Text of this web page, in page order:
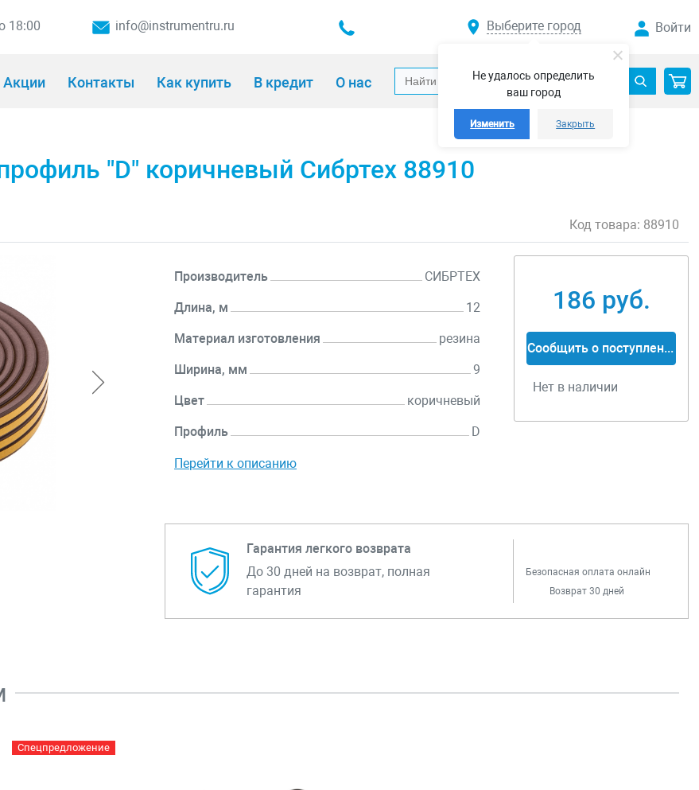
Не удалось определить
ваш город
Изменить Закрыть
18:00 info@instrumentru.ru Выберите город Войти
Акции Контакты Как купить В кредит О нас
"D" коричневый Сибртех 88910
Код товара: 88910
Производитель СИБРТЕХ
Длина, м 12
Материал изготовления резина
Ширина, мм 9
Цвет коричневый
Профиль D
Перейти к описанию
186 руб.
Сообщить о поступлении
Нет в наличии
Гарантия легкого возврата
До 30 дней на возврат, полная
гарантия
Безопасная оплата онлайн
Возврат 30 дней
Спецпредложение